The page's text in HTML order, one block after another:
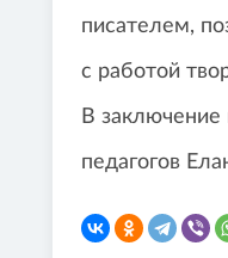
писателем,
с работой
В
педагогов